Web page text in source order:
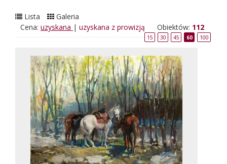
Lista
Galeria
Cena: uzyskana | uzyskana z prowizją Obiektów: 112
15 30 45 60 100